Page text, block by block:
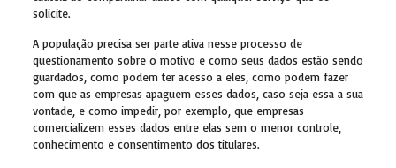
solicite.
A população precisa ser parte ativa nesse processo de
questionamento sobre o motivo e como seus dados estão sendo
guardados, como podem ter acesso a eles, como podem fazer
com que as empresas apaguem esses dados, caso seja essa a sua
vontade, e como impedir, por exemplo, que empresas
comercializem esses dados entre elas sem o menor controle,
conhecimento e consentimento dos titulares.